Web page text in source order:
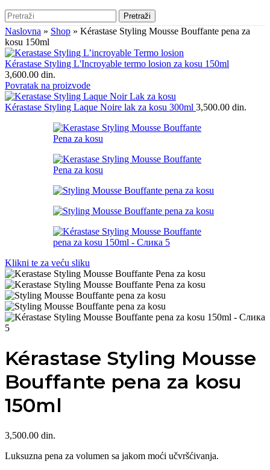
Pretraži
Naslovna » Shop » Kérastase Styling Mousse Bouffante pena za
kosu 150ml
Kérastase Styling L'Incroyable termo losion za kosu 150ml
3,600.00 din.
Povratak na proizvode
Kérastase Styling Laque Noire lak za kosu 300ml 3,500.00 din.
Klikni te za veću sliku
Kérastase Styling Mousse
Bouffante pena za kosu
150ml
3,500.00 din.
Luksuzna pena za volumen sa jakom moći učvršćivanja.